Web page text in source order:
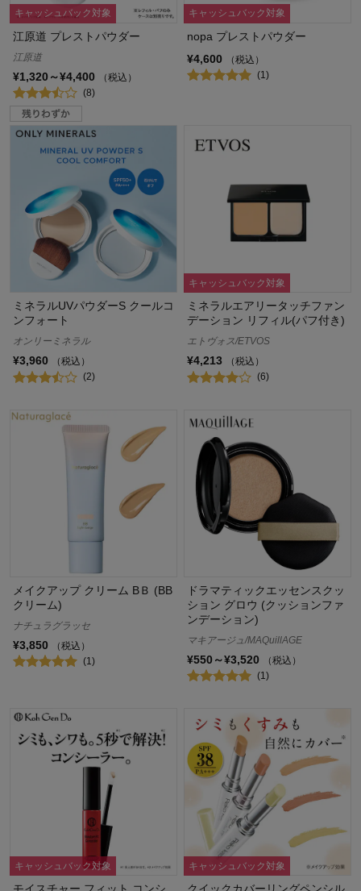
キャッシュバック対象
江原道 プレストパウダー
江原道
¥1,320～¥4,400
（税込）
(8)
キャッシュバック対象
nopa プレストパウダー
¥4,600
（税込）
(1)
ミネラルUVパウダーS クールコ
ンフォート
オンリーミネラル
¥3,960
（税込）
(2)
キャッシュバック対象
ミネラルエアリータッチファン
デーション リフィル(パフ付き)
エトヴォス/ETVOS
¥4,213
（税込）
(6)
メイクアップ クリーム BＢ (BB
クリーム)
ナチュラグラッセ
¥3,850
（税込）
(1)
ドラマティックエッセンスクッ
ション グロウ (クッションファ
ンデーション)
マキアージュ/MAQuillAGE
¥550～¥3,520
（税込）
(1)
キャッシュバック対象 キャッシュバック対象